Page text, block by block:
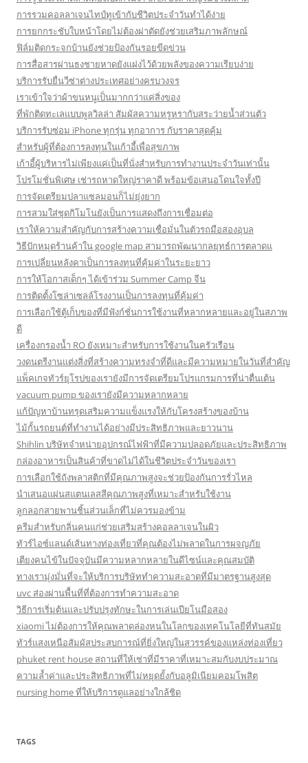
การรวมคอลลาเจนไทป์ทูเข้ากับชีวิตประจำวันทำได้ง่าย
การยกกระชับใบหน้าโดยไม่ต้องผ่าตัดยังช่วยเสริมภาพลักษณ์
ฟิล์มติดกระจกบ้านยังช่วยป้องกันรอยขีดข่วน
การสื่อสารผ่านธงชายหาดยังแฝงไว้ด้วยพลังของความเรียบง่าย
บริการรับยื่นวีซ่าต่างประเทศอย่างครบวงจร
เราเข้าใจว่าผ้าขนหนูเป็นมากกว่าแค่สิ่งของ
ที่พักติดทะเลแบบพูลวิลล่า สัมผัสความหรูหรากับสระว่ายน้ำส่วนตัว
บริการรับซ่อม iPhone ทุกรุ่น ทุกอาการ กับราคาสุดคุ้ม
สำหรับผู้ที่ต้องการลงทุนในเก้าอี้เพื่อสุขภาพ
เก้าอี้ผู้บริหารไม่เพียงแค่เป็นที่นั่งสำหรับการทำงานประจำวันเท่านั้น
โปรโมชั่นพิเศษ เช่ารถหาดใหญ่ราคาดี พร้อมข้อเสนอโดนใจทั้งปี
การจัดเตรียมปลาแซลมอนก็ไม่ยุ่งยาก
การสวมใส่ชุดกิโมโนยังเป็นการแสดงถึงการเชื่อมต่อ
เราให้ความสำคัญกับการสร้างความเชื่อมั่นในตัวรถมือสองอุบล
วิธีปักหมุดร้านค้าใน google map สามารถพัฒนากลยุทธ์การตลาดแ
การเปลี่ยนหลังคาเป็นการลงทุนที่คุ้มค่าในระยะยาว
การให้โอกาสเด็กๆ ได้เข้าร่วม Summer Camp จีน
การติดตั้งโซล่าเซลล์โรงงานเป็นการลงทุนที่คุ้มค่า
การเลือกใช้ตู้เก็บของที่มีฟังก์ชั่นการใช้งานที่หลากหลายและอยู่ในสภาพ
ดี
เครื่องกรองน้ำ RO ยังเหมาะสำหรับการใช้งานในครัวเรือน
วงดนตรีงานแต่งสิ่งที่สร้างความทรงจำที่ดีและมีความหมายในวันที่สำคัญ
แพ็คเกจทัวร์ยุโรปของเรายังมีการจัดเตรียมโปรแกรมการที่น่าตื่นเต้น
vacuum pump ของเรายังมีความหลากหลาย
แก้ปัญหาบ้านทรุดเสริมความแข็งแรงให้กับโครงสร้างของบ้าน
ไม้กั้นรถยนต์ที่ทำงานได้อย่างมีประสิทธิภาพและยาวนาน
Shihlin บริษัทจำหน่ายอุปกรณ์ไฟฟ้าที่มีความปลอดภัยและประสิทธิภาพ
กล่องอาหารเป็นสินค้าที่ขาดไม่ได้ในชีวิตประจำวันของเรา
การเลือกใช้ถังพลาสติกที่มีคุณภาพสูงจะช่วยป้องกันการรั่วไหล
นำเสนอแผ่นสแตนเลสสีคุณภาพสูงที่เหมาะสำหรับใช้งาน
ลูกลอกสายพานชิ้นส่วนเล็กที่ไม่ควรมองข้าม
ครีมสำหรับกลิ่นคนแก่ช่วยเสริมสร้างคอลลาเจนในผิว
ทัวร์ไอซ์แลนด์เส้นทางท่องเที่ยวที่คุณต้องไม่พลาดในการผจญภัย
เตียงคนไข้ในปัจจุบันมีความหลากหลายในดีไซน์และคุณสมบัติ
ทางเรามุ่งมั่นที่จะให้บริการบริษัททำความสะอาดที่มีมาตรฐานสูงสุด
uvc ส่องผ่านพื้นที่ที่ต้องการทำความสะอาด
วิธีการเริ่มต้นและปรับปรุงทักษะในการเล่นเปียโนมือสอง
xiaomi ไม่ต้องการให้คุณพลาดล่องหนในโลกของเทคโนโลยีที่ทันสมัย
ทัวร์แสงเหนือสัมผัสประสบการณ์ที่ยิ่งใหญ่ในสวรรค์ของแหล่งท่องเที่ยว
phuket rent house สถานที่ให้เช่าที่มีราคาที่เหมาะสมกับงบประมาณ
ความล้ำค่าและประสิทธิภาพที่ไม่หยุดยั้งกับอลูมิเนียมคอมโพสิต
nursing home ที่ให้บริการดูแลอย่างใกล้ชิด
TAGS